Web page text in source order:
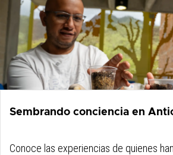
Sembrando conciencia en
Conoce las experiencias de quienes